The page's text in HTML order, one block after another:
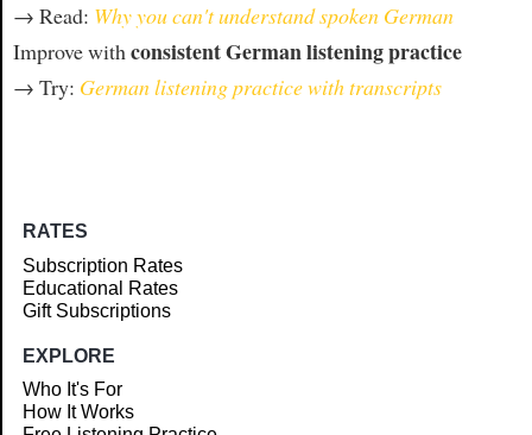
→ Read: Why you can't understand spoken German
Improve withconsistent German listening practice
→ Try: German listening practice with transcripts
RATES
Subscription Rates
Educational Rates
Gift Subscriptions
EXPLORE
Who It's For
How It Works